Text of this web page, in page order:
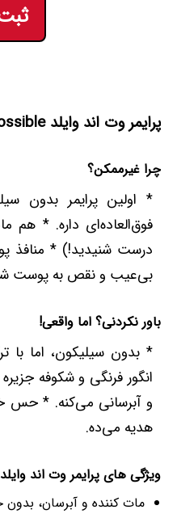
پرایمر وت اند وایلد Impossible
چرا غیرممکن؟
* اولین پرایمر بدون
فوق‌العاده‌ای داره. * هم
درست شنیدید!) * منافذ
بی‌عیب و نقص به پوست
باور نکردنی؟ اما واقعی!
* بدون سیلیکون، اما با
و آبرسانی می‌کنه. * حس
هدیه می‌ده.
ویژگی های پرایمر وت اند وایلد Impossible:
مات کننده و آبرسان،